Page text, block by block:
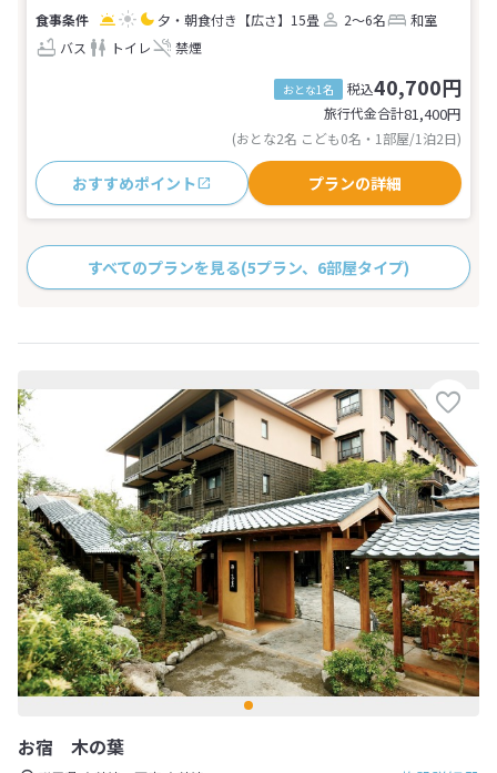
夕・朝食付き 【広さ】15畳 2～6名
和室
バス
トイレ 禁煙
おとな1名 税込40,700円
旅行代金合計81,400円
(おとな2名 こども0名・1部屋/1泊2日)
おすすめポイント プランの詳細
すべてのプランを見る(5プラン、6部屋タイプ)
お宿 木の葉